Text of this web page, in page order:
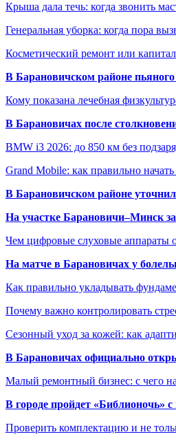
Крыша дала течь: когда звонить
Генеральная уборка: когда пора
Косметический ремонт или
В Барановичском районе
Кому показана лечебная
В Барановичах после
BMW i3 2026: до 850 км без
Grand Mobile: как правильно
В Барановичском районе
На участке Барановичи–Минск
Чем цифровые слуховые аппараты
На матче в Барановичах у
Как правильно укладывать
Почему важно контролировать
Сезонный уход за кожей: как
В Барановичах официально
Малый ремонтный бизнес: с чего
В городе пройдет «Библионочь»
Проверить комплектацию и не